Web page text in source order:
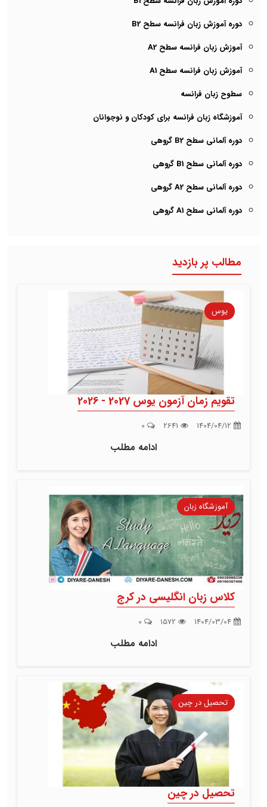
دوره آموزش زبان فرانسه سطح B2
آموزش زبان فرانسه سطح A2
آموزش زبان فرانسه سطح A1
سطوح زبان فرانسه
آموزشگاه زبان فرانسه برای کودکان و نوجوانان
دوره آلمانی سطح B2 گروهی
دوره آلمانی سطح B1 گروهی
دوره آلمانی سطح A2 گروهی
دوره آلمانی سطح A1 گروهی
مطالب پر بازدید
یوس
تقویم زمان آزمون یوس 2027 - 2026
ادامه مطلب
آموزشگاه زبان
کلاس زبان انگلیسی در کرج
ادامه مطلب
تحصیل در چین
تحصیل در چین